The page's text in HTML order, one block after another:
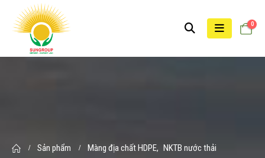
0
Sản phẩm Màng địa chất HDPE, NKTB nước thải